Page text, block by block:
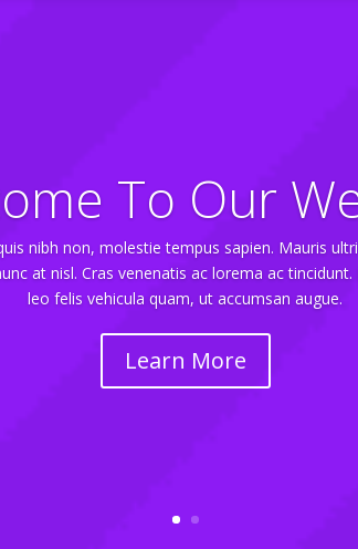
To Our
nibh non, molestie tempus sapien. Mauris
at nisl. Cras venenatis ac lorema ac
leo felis vehicula quam, ut accumsan augue.
Learn More